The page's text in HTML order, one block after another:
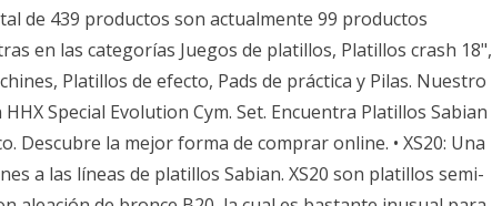
de 439 productos son actualmente 99 productos
en las categorías Juegos de platillos, Platillos crash 18",
Platillos de efecto, Pads de práctica y Pilas. Nuestro
Special Evolution Cym. Set. Encuentra Platillos Sabian
Descubre la mejor forma de comprar online. • XS20: Una
a las líneas de platillos Sabian. XS20 son platillos semi-